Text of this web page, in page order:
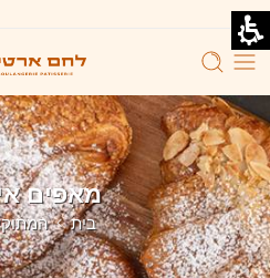
מאפים
בית